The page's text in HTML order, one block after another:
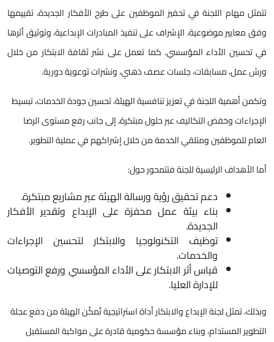
تتمثل مهام اللجنة في تحفيز الموظفين على طرح الأفكار الجديدة، تقييمها
وفق معايير موضوعية، الإشراف على تنفيذ المبادرات الإبداعية، وتوثيق أثرها
في تحسين الأداء المؤسسي. كما تعمل على نشر ثقافة الابتكار من خلال
ورش عمل، مسابقات، جلسات عصف ذهني، ونشرات توعوية دورية.
وتكمن أهمية اللجنة في تعزيز تنافسية الهيئة، تحسين جودة الخدمات، تبسيط
الإجراءات وخفض التكاليف عبر حلول مبتكرة، إلى جانب رفع مستوى الرضا
العام للموظفين ومتلقي الخدمة من خلال إشراكهم في عملية التطوير.
أما الأهداف الرئيسية للجنة فتتمحور حول:
دعم تحقيق رؤية ورسالة الهيئة عبر مشاريع مبتكرة.
بناء بيئة عمل محفزة على الإبداع وتقدير الأفكار
الجديدة.
توظيف التكنولوجيا والابتكار لتحسين الإجراءات
والخدمات.
قياس أثر الابتكار على الأداء المؤسسي ورفع التوصيات
للإدارة العليا.
وبذلك، تمثل لجنة الإبداع والابتكار أداة استراتيجية تُمكّن الهيئة من دفع عجلة
التطوير المستدام، وبناء مؤسسة حكومية قادرة على مواكبة المستقبل